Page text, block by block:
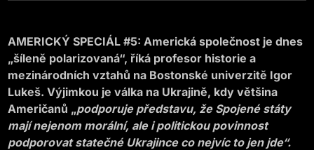
AMERICKÝ SPECIÁL #5: Americká společnost je dnes
„šíleně polarizovaná“, říká profesor historie a
mezinárodních vztahů na Bostonské univerzitě Igor
Lukeš. Výjimkou je válka na Ukrajině, kdy většina
Američanů „podporuje představu, že Spojené státy
mají nejenom morální, ale i politickou povinnost
podporovat statečné Ukrajince co nejvíc to jen jde“.